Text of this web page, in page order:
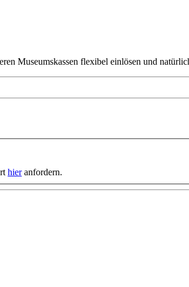
Museumskassen flexibel einlösen und
hieranfordern.